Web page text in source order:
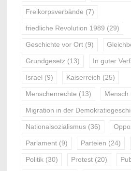
Freikorpsverbände (7)
friedliche Revolution 1989 (29)
Geschichte vor Ort (9)
Grundgesetz (13) In guter
Israel (9) Kaiserreich (25)
Menschenrechte (13) Mensch
Migration in der
Nationalsozialismus (36)
Parlament (9) Parteien (24)
Politik (30) Protest (20)